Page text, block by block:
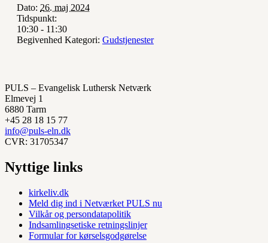
Dato: 26. maj 2024
Tidspunkt:
10:30 - 11:30
Begivenhed Kategori: Gudstjenester
PULS – Evangelisk Luthersk Netværk
Elmevej 1
6880 Tarm
+45 28 18 15 77
info@puls-eln.dk
CVR: 31705347
Nyttige links
kirkeliv.dk
Meld dig ind i Netværket PULS nu
Vilkår og persondatapolitik
Indsamlingsetiske retningslinjer
Formular for kørselsgodgørelse